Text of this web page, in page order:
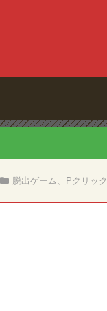
脱出ゲーム、Pクリック